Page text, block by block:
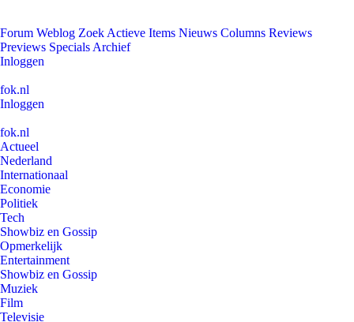
Forum Weblog Zoek Actieve Items Nieuws Columns Reviews
Previews Specials Archief
Inloggen
fok.nl
Inloggen
fok.nl
Actueel
Nederland
Internationaal
Economie
Politiek
Tech
Showbiz en Gossip
Opmerkelijk
Entertainment
Showbiz en Gossip
Muziek
Film
Televisie